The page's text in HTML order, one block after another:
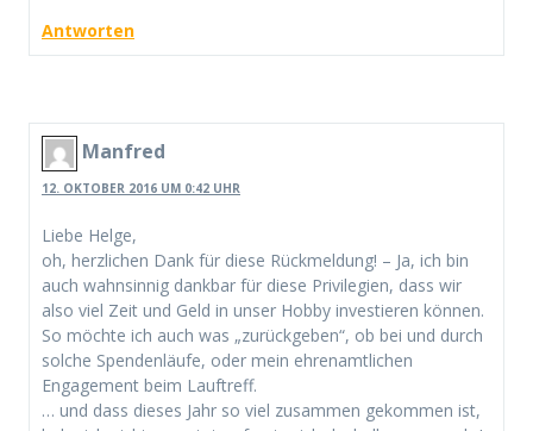
Antworten
Manfred
12. OKTOBER 2016 UM 0:42 UHR
Liebe Helge,
oh, herzlichen Dank für diese Rückmeldung! – Ja, ich bin
auch wahnsinnig dankbar für diese Privilegien, dass wir
also viel Zeit und Geld in unser Hobby investieren können.
So möchte ich auch was „zurückgeben“, ob bei und durch
solche Spendenläufe, oder mein ehrenamtlichen
Engagement beim Lauftreff.
… und dass dieses Jahr so viel zusammen gekommen ist,